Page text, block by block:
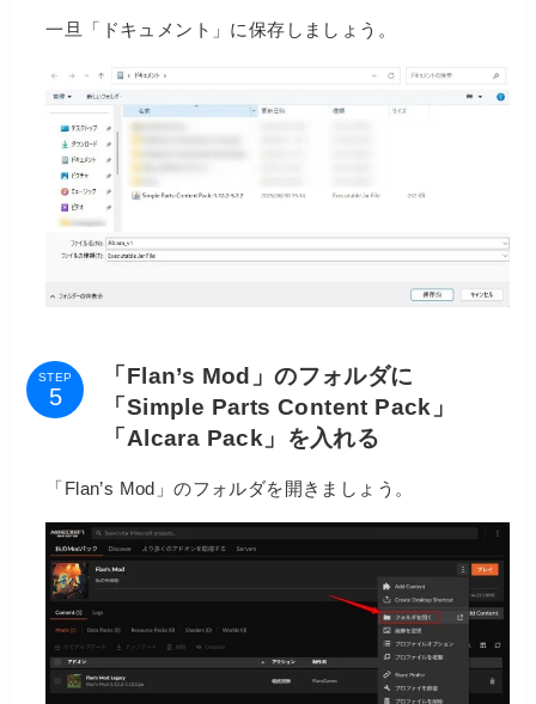
一旦「ドキュメント」に保存しましょう。
STEP
「Flan’s Mod」のフォルダに
「Simple Parts Content Pack」
「Alcara Pack」を入れる
「Flan’s Mod」のフォルダを開きましょう。